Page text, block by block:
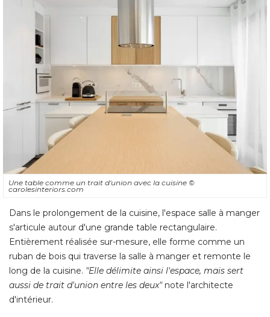
Une table comme un trait d'union avec la cuisine ©
carolesinteriors.com
Dans le prolongement de la cuisine, l'espace salle à manger
s'articule autour d'une grande table rectangulaire.
Entièrement réalisée sur-mesure, elle forme comme un
ruban de bois qui traverse la salle à manger et remonte le
long de la cuisine. "Elle délimite ainsi l'espace, mais sert
aussi de trait d'union entre les deux"note l'architecte
d'intérieur.